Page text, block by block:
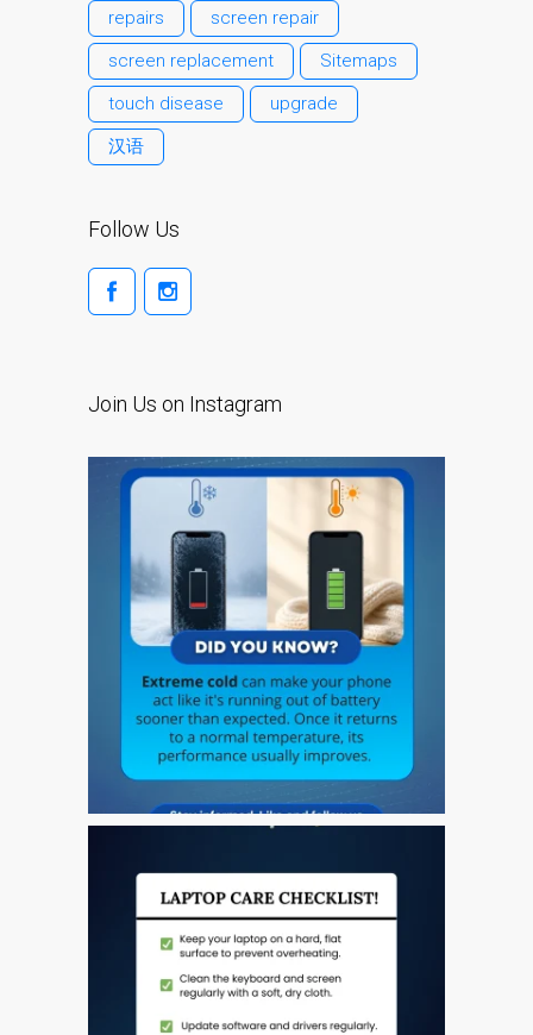
Ordenadores Apple Mac
reacondicionados en
Dundee
Reparación de Apple iPod
MacBook en Dundee:
Reparaciones para el
iPhone de Apple
Testimonial cliente
¿Por qué confiar Mac
Repair con su Apple?
Fair-Priced Diagnostic
Charges
fr (Français)
Affiche publicitaire –
Réparation d’Apple Mac ici
à Dundee
MacBook à Dundee –
Alimentations
Contactez-nous
Irréductibles fans d’Apple
pour toujours!
repairs
screen repair
screen replacement
Sitemaps
touch disease
upgrade
汉语
Follow Us
Join Us on Instagram